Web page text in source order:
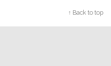
↑ Back to top